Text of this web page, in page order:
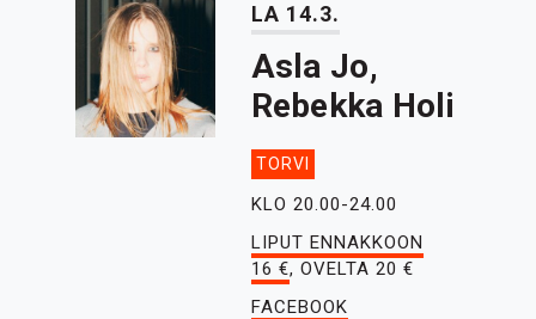
LA 14.3.
Asla Jo,
Rebekka Holi
TORVI
KLO 20.00-24.00
LIPUT ENNAKKOON
16 €, OVELTA 20 €
FACEBOOK